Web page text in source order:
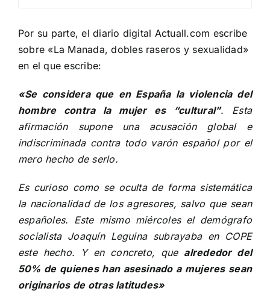
Por su parte, el diario digital Actuall.com escribe
sobre «La Manada, dobles raseros y sexualidad»
en el que escribe:
«Se considera que en España la violencia del
hombre contra la mujer es “cultural”. Esta
afirmación supone una acusación global e
indiscriminada contra todo varón español por el
mero hecho de serlo.
Es curioso como se oculta de forma sistemática
la nacionalidad de los agresores, salvo que sean
españoles. Este mismo miércoles el demógrafo
socialista Joaquín Leguina subrayaba en COPE
este hecho. Y en concreto, que alrededor del
50% de quienes han asesinado a mujeres sean
originarios de otras latitudes»